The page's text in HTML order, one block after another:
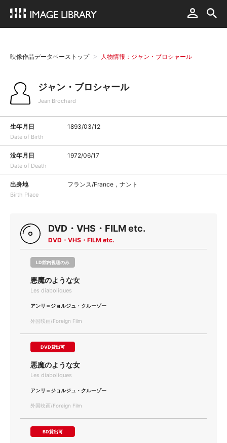
映像作品データベーストップ 人物情報：ジャン・ブロシャール
ジャン・ブロシャール
Jean Brochard
生年月日
Date of Birth
1893/03/12
没年月日
Date of Death
1972/06/17
出身地
Birth Place
フランス/France，ナント
DVD・VHS・FILM etc.
DVD・VHS・FILM etc.
LD館内視聴のみ
悪魔のような女
Les diaboliques
アンリ＝ジョルジュ・クルーゾー
外国映画/Foreign Film
DVD貸出可
悪魔のような女
Les diaboliques
アンリ＝ジョルジュ・クルーゾー
外国映画/Foreign Film
BD貸出可